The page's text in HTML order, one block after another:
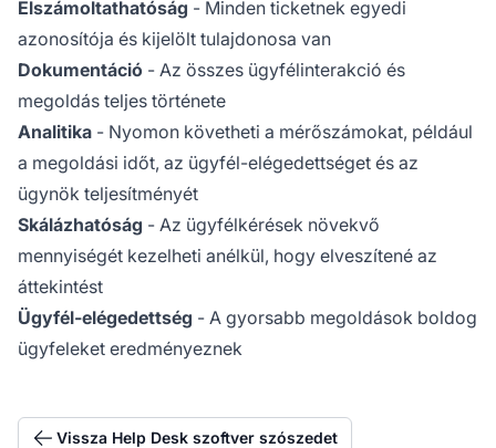
Elszámoltathatóság - Minden ticketnek egyedi
azonosítója és kijelölt tulajdonosa van
Dokumentáció - Az összes ügyfélinterakció és
megoldás teljes története
Analitika - Nyomon követheti a mérőszámokat, például
a megoldási időt, az ügyfél-elégedettséget és az
ügynök teljesítményét
Skálázhatóság - Az ügyfélkérések növekvő
mennyiségét kezelheti anélkül, hogy elveszítené az
áttekintést
Ügyfél-elégedettség - A gyorsabb megoldások boldog
ügyfeleket eredményeznek
Vissza Help Desk szoftver szószedet